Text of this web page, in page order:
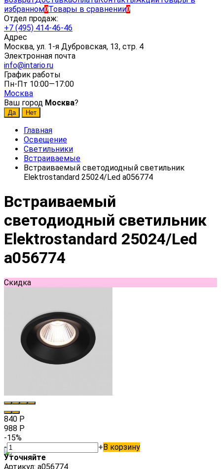
избранном0Товары в сравнении0
Отдел продаж:
+7 (495) 414-46-46
Адрес
Москва, ул. 1-я Дубровская, 13, стр. 4
Электронная почта
info@intario.ru
График работы
Пн-Пт 10:00—17:00
Москва
Ваш город Москва?
Главная
Освещение
Светильники
Встраиваемые
Встраиваемый светодиодный светильник
Elektrostandard 25024/Led a056774
Встраиваемый
светодиодный светильник
Elektrostandard 25024/Led
a056774
Скидка
840 Р
988 Р
-15%
-
+В корзину
Уточняйте
Артикул: a056774